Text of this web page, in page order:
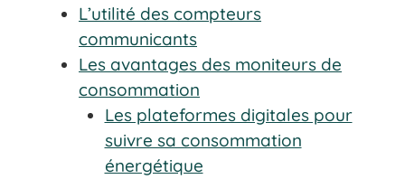
L’utilité des compteurs
communicants
Les avantages des moniteurs de
consommation
Les plateformes digitales pour
suivre sa consommation
énergétique